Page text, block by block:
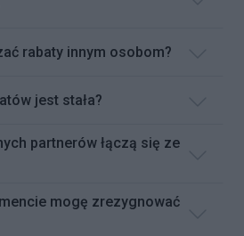
rabaty innym osobom?
jest stała?
partnerów łączą się ze
mogę zrezygnować